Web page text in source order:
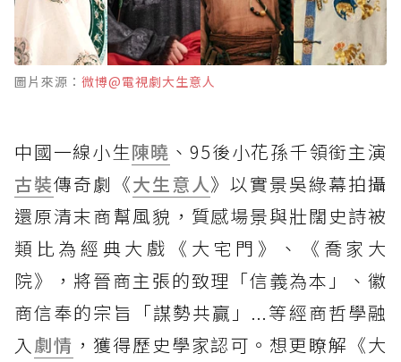
圖片來源： 微博@電視劇大生意人
中國一線小生陳曉 、95後小花孫千領銜主演
古裝傳奇劇《大生意人》以實景吳綠幕拍攝
還原清末商幫風貌，質感場景與壯闊史詩被
類比為經典大戲《大宅門》、《喬家大
院》，將晉商主張的致理「信義為本」、徽
商信奉的宗旨「謀勢共贏」...等經商哲學融
入 劇情 ，獲得歷史學家認可。想更瞭解《大